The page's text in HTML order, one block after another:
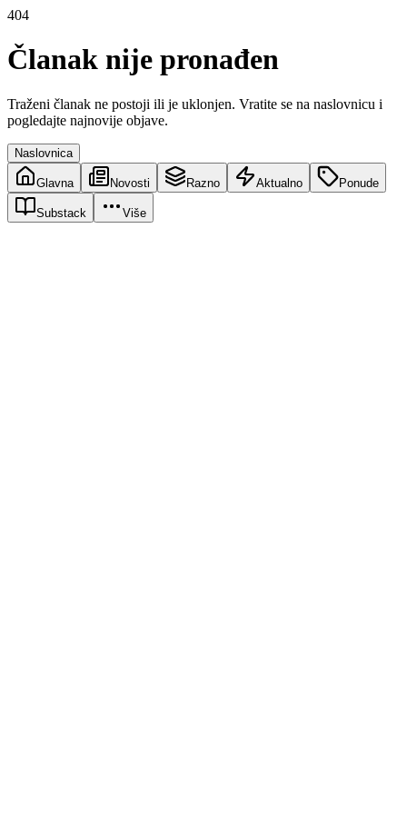
404
Članak nije pronađen
Traženi članak ne postoji ili je uklonjen. Vratite se na naslovnicu i
pogledajte najnovije objave.
Naslovnica
Glavna Novosti Razno Aktualno Ponude
Substack Više